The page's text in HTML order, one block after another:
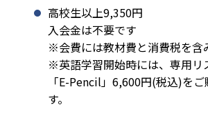
高校生以上9,350円
入会金は不要です
※会費には教材費と消費税を含
※英語学習開始時には、専用リ
「E-Pencil」6,600円(税込)を
す。